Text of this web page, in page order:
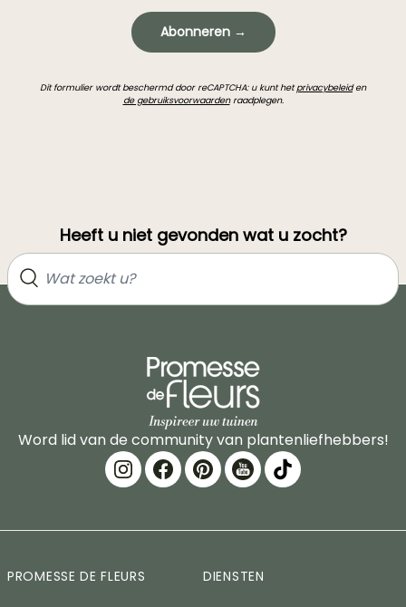
Abonneren →
Dit formulier wordt beschermd door reCAPTCHA: u kunt hetprivacybeleiden
de gebruiksvoorwaardenraadplegen.
Heeft u niet gevonden wat u zocht?
Word lid van de community van plantenliefhebbers!
PROMESSE DE FLEURS DIENSTEN